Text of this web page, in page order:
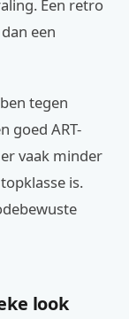
Een retro
een
tegen
goed ART-
vaak minder
is.
look